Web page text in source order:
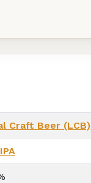
Craft Beer (LCB)